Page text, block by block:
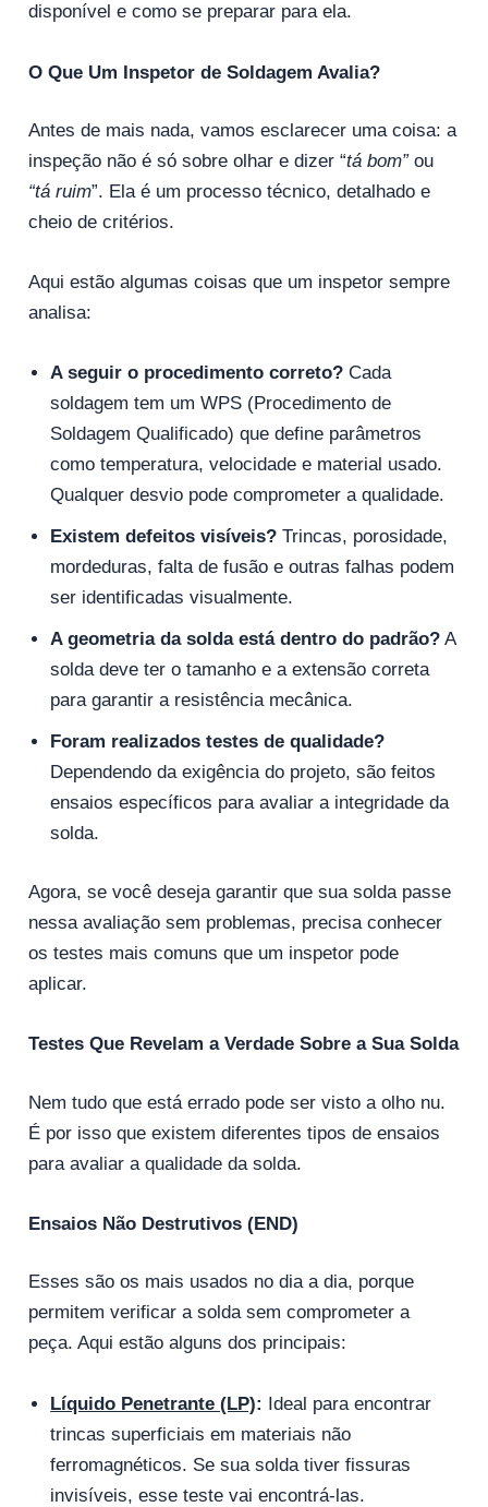
disponível e como se preparar para ela.
O Que Um Inspetor de Soldagem Avalia?
Antes de mais nada, vamos esclarecer uma coisa: a
inspeção não é só sobre olhar e dizer “tá bom”ou
“tá ruim”. Ela é um processo técnico, detalhado e
cheio de critérios.
Aqui estão algumas coisas que um inspetor sempre
analisa:
A seguir o procedimento correto? Cada
soldagem tem um WPS (Procedimento de
Soldagem Qualificado) que define parâmetros
como temperatura, velocidade e material usado.
Qualquer desvio pode comprometer a qualidade.
Existem defeitos visíveis? Trincas, porosidade,
mordeduras, falta de fusão e outras falhas podem
ser identificadas visualmente.
A geometria da solda está dentro do padrão? A
solda deve ter o tamanho e a extensão correta
para garantir a resistência mecânica.
Foram realizados testes de qualidade?
Dependendo da exigência do projeto, são feitos
ensaios específicos para avaliar a integridade da
solda.
Agora, se você deseja garantir que sua solda passe
nessa avaliação sem problemas, precisa conhecer
os testes mais comuns que um inspetor pode
aplicar.
Testes Que Revelam a Verdade Sobre a Sua Solda
Nem tudo que está errado pode ser visto a olho nu.
É por isso que existem diferentes tipos de ensaios
para avaliar a qualidade da solda.
Ensaios Não Destrutivos (END)
Esses são os mais usados ​​no dia a dia, porque
permitem verificar a solda sem comprometer a
peça. Aqui estão alguns dos principais:
Líquido Penetrante (LP): Ideal para encontrar
trincas superficiais em materiais não
ferromagnéticos. Se sua solda tiver fissuras
invisíveis, esse teste vai encontrá-las.